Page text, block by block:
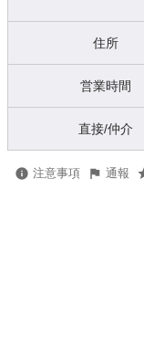
住所
営業時間
直接/仲介
注意事項 通報